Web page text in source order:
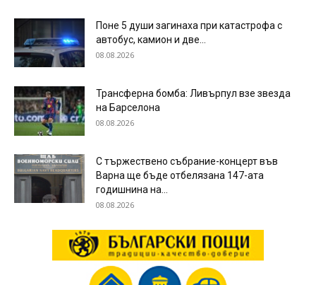
Поне 5 души загинаха при катастрофа с
автобус, камион и две...
08.08.2026
Трансферна бомба: Ливърпул взе звезда
на Барселона
08.08.2026
С тържествено събрание-концерт във
Варна ще бъде отбелязана 147-ата
годишнина на...
08.08.2026